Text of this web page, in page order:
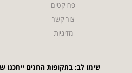
פרויקטים
צור קשר
מדיניות
שימו לב: בתקופות החגים ייתכנו